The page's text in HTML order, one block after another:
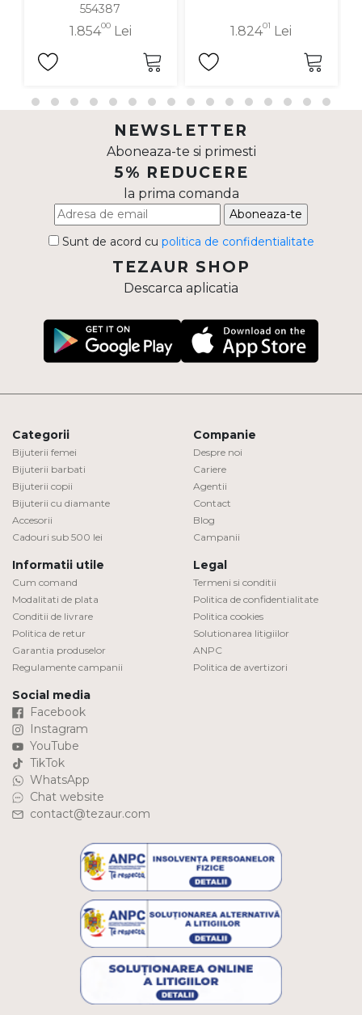
554387
1.85400Lei 1.82401 Lei
NEWSLETTER
Aboneaza-te si primesti
5% REDUCERE
la prima comanda
Aboneaza-te
Sunt de acord cu politica de confidentialitate
TEZAUR SHOP
Descarca aplicatia
Categorii
Bijuterii femei
Bijuterii barbati
Bijuterii copii
Bijuterii cu diamante
Accesorii
Cadouri sub 500 lei
Companie
Despre noi
Cariere
Agentii
Contact
Blog
Campanii
Informatii utile
Cum comand
Modalitati de plata
Conditii de livrare
Politica de retur
Garantia produselor
Regulamente campanii
Legal
Termeni si conditii
Politica de confidentialitate
Politica cookies
Solutionarea litigiilor
ANPC
Politica de avertizori
Social media
Facebook
Instagram
YouTube
TikTok
WhatsApp
Chat website
contact@tezaur.com